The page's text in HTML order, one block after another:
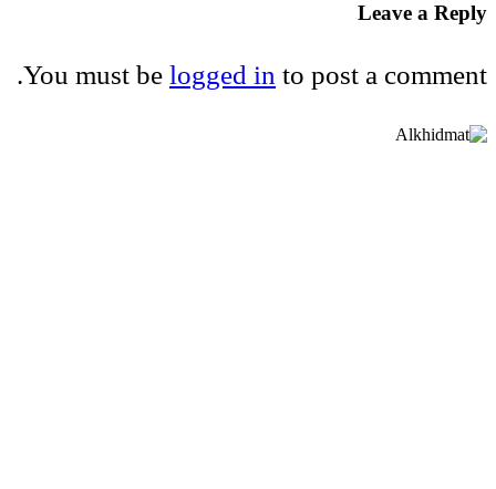
Leave a Reply
You must be logged in to post a comment.